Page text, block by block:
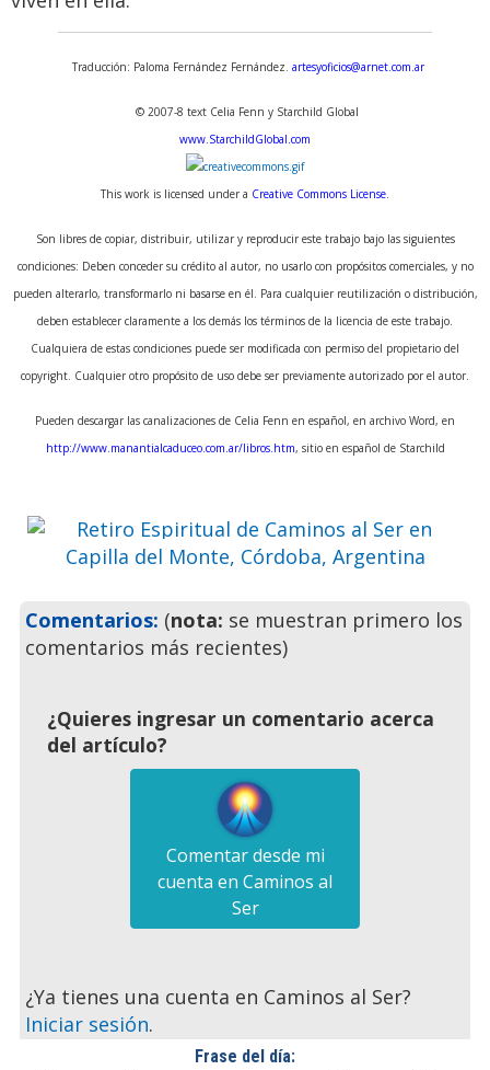
Traducción: Paloma Fernández Fernández. artesyoficios@arnet.com.ar
© 2007-8 text Celia Fenn y Starchild Global
www.StarchildGlobal.com
This work is licensed under a Creative Commons License.
Son libres de copiar, distribuir, utilizar y reproducir este trabajo bajo las siguientes
condiciones: Deben conceder su crédito al autor, no usarlo con propósitos comerciales, y no
pueden alterarlo, transformarlo ni basarse en él. Para cualquier reutilización o distribución,
deben establecer claramente a los demás los términos de la licencia de este trabajo.
Cualquiera de estas condiciones puede ser modificada con permiso del propietario del
copyright. Cualquier otro propósito de uso debe ser previamente autorizado por el autor.
Pueden descargar las canalizaciones de Celia Fenn en español, en archivo Word, en
http://www.manantialcaduceo.com.ar/libros.htm, sitio en español de Starchild
Retiro Espiritual de Caminos al
Córdoba, Argentina
Previo
Comentarios: (nota: se muestran primero los
comentarios más recientes)
¿Quieres ingresar un comentario acerca
del artículo?
Comentar desde mi
cuenta en Caminos al
Ser
¿Ya tienes una cuenta en Caminos al Ser?
Iniciar sesión.
Frase del día: